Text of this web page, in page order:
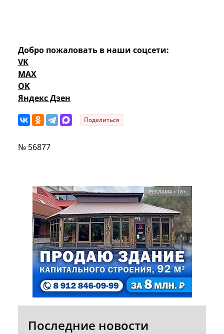
Добро пожаловать в наши соцсети:
VK
MAX
OK
Яндекс Дзен
Поделиться
№ 56877
РЕКЛАМА • 18+
Последние новости